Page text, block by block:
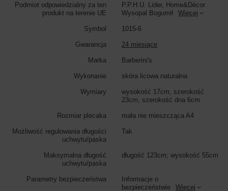
Kolor listonoszki: brązowy
Podmiot odpowiedzialny za ten
produkt na terenie UE
P.P.H.U. Lider, Home&Décor
Wysopal Bogumił
Więcej
Symbol 1015-6
Gwarancja 24 miesiące
Marka Barberini's
Wykonanie skóra licowa naturalna
Wymiary
wysokość 17cm, szerokość
23cm, szerokość dna 6cm
Rozmiar plecaka mała nie mieszcząca A4
Możliwość regulowania długości
uchwytu/paska
Tak
Maksymalna długość
uchwytu/paska
długość 123cm; wysokość 55cm
Parametry bezpieczeństwa
Informacje o
bezpieczeństwie
Więcej